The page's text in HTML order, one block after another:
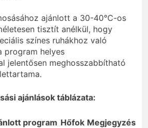
ajánlott a 30-40°C-os
tisztít anélkül, hogy
színes ruhákhoz való
program helyes
jelentősen meghosszabbítható
ajánlások táblázata:
program Hőfok Megjegyzés